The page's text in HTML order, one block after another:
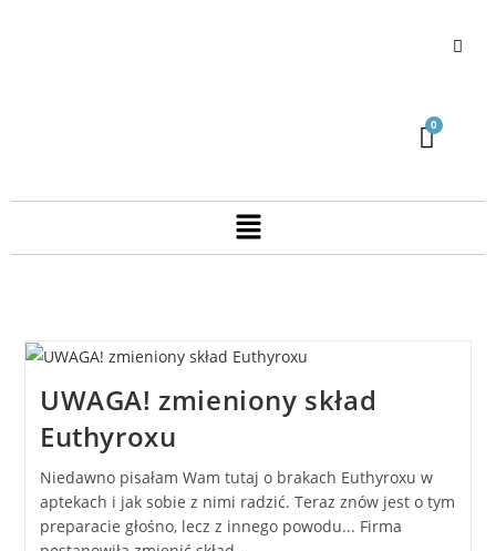
UWAGA! zmieniony skład
Euthyroxu
Niedawno pisałam Wam tutaj o brakach Euthyroxu w
aptekach i jak sobie z nimi radzić. Teraz znów jest o tym
preparacie głośno, lecz z innego powodu... Firma